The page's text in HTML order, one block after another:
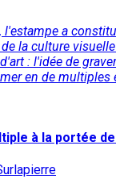
l'estampe a
la culture
: l'idée de
en de multiples
à la portée